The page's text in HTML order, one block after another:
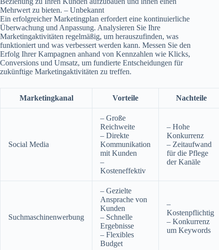
Mehrwert zu bieten. – Unbekannt
Ein erfolgreicher Marketingplan erfordert eine kontinuierliche
Überwachung und Anpassung. Analysieren Sie Ihre
Marketingaktivitäten regelmäßig, um herauszufinden, was
funktioniert und was verbessert werden kann. Messen Sie den
Erfolg Ihrer Kampagnen anhand von Kennzahlen wie Klicks,
Conversions und Umsatz, um fundierte Entscheidungen für
zukünftige Marketingaktivitäten zu treffen.
Marketingkanal Vorteile Nachteile
Social Media
– Große
Reichweite
– Direkte
Kommunikation
mit Kunden
–
Kosteneffektiv
– Hohe
Konkurrenz
– Zeitaufwand
für die Pflege
der Kanäle
Suchmaschinenwerbung
– Gezielte
Ansprache von
Kunden
– Schnelle
Ergebnisse
– Flexibles
Budget
–
Kostenpflichtig
– Konkurrenz
um Keywords